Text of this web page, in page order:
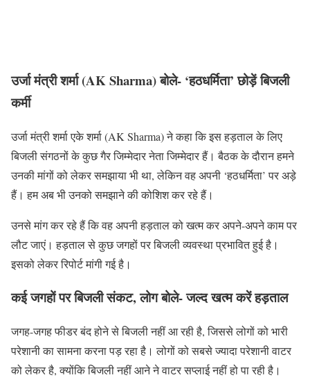
उर्जा मंत्री शर्मा (AK Sharma) बोले- ‘हठधर्मिता’ छोड़ें बिजली
कर्मी
उर्जा मंत्री शर्मा एके शर्मा (AK Sharma) ने कहा कि इस हड़ताल के लिए
बिजली संगठनों के कुछ गैर जिम्मेदार नेता जिम्मेदार हैं। बैठक के दौरान हमने
उनकी मांगों को लेकर समझाया भी था, लेकिन वह अपनी ‘हठधर्मिता’ पर अड़े
हैं। हम अब भी उनको समझाने की कोशिश कर रहे हैं।
उनसे मांग कर रहे हैं कि वह अपनी हड़ताल को खत्म कर अपने-अपने काम पर
लौट जाएं। हड़ताल से कुछ जगहों पर बिजली व्यवस्था प्रभावित हुई है।
इसको लेकर रिपोर्ट मांगी गई है।
कई जगहों पर बिजली संकट, लोग बोले- जल्द खत्म करें हड़ताल
जगह-जगह फीडर बंद होने से बिजली नहीं आ रही है, जिससे लोगों को भारी
परेशानी का सामना करना पड़ रहा है। लोगों को सबसे ज्यादा परेशानी वाटर
को लेकर है, क्योंकि बिजली नहीं आने ने वाटर सप्लाई नहीं हो पा रही है।